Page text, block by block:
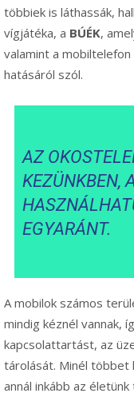
többiek is láthassák,
vígjátéka, a BÚÉK,
valamint a
hatásáról szól.
AZ
KEZÜNKBEN,
EGYARÁNT.
A mobilok számos
mindig kéznél vannak,
kapcsolattartást, az
tárolását. Minél többet
annál inkább az